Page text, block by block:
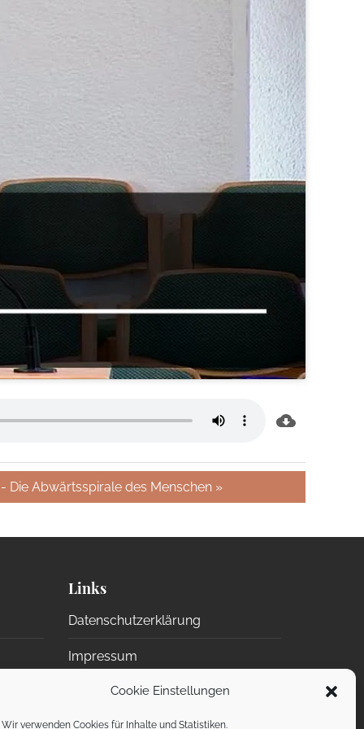
Cookie Einstellungen
Wir verwenden Cookies für Inhalte und Statistiken.
Die Abwärtsspirale des Menschen »
Links
Datenschutzerklärung
Impressum
ChurchTools (intern)